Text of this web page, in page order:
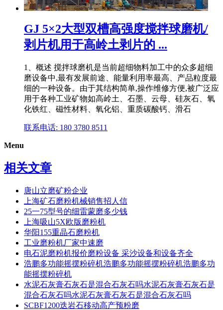
GJ 5×2大型双槽高强度搅拌球磨机/
剥片机用于高岭土剥片的 ...
1、概述 搅拌球磨机是当前超细物料加工中的众多超细
磨设备中,最有发展前途、能量利用率最高、产品粒度最
细的一种设备。由于其结构简单,操作维修方便,被广泛应
用于各种工业矿物如高岭土、石墨、云母、硅灰石、氧
化铁红、磁性材料、氧化铝、重质碳酸钙、滑石
联系电话: 180 3780 8511
Menu
相关文章
唐山立磨矿粉企业
上海矿石磨粉机械销售招人信
25一75型号的细雷蒙磨多少钱
上海吸山5X欧版磨粉机
华阳155重晶石磨粉机
工业磨粉机厂家中速磨
电石泥磨粉机报价磨粉设备 采沙设备和设备齐全
浩鹏多功能摇摆粉碎机浩鹏多功能摇摆粉碎机浩鹏多功
能摇摆粉碎机
水泥石灰膏石灰石是混合石灰石吗水泥石灰膏石灰石是
混合石灰石吗水泥石灰膏石灰石是混合石灰石吗
SCBF1200迭岩石移动高产预粉磨